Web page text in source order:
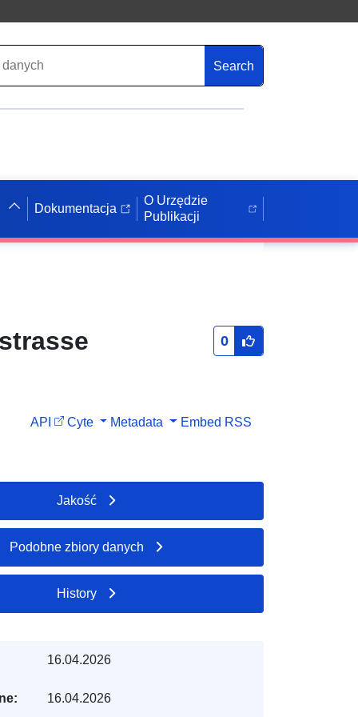
Search
Dokumentacja
O Urzędzie
Publikacji
0
API Cyte Metadata Embed RSS
Jakość
Podobne zbiory danych
History
16.04.2026
16.04.2026